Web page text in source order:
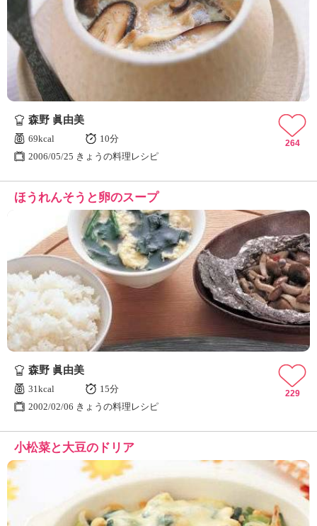
森野 眞由美
69kcal
10分
2006/05/25 きょうの料理レシピ
264
ほうれんそうと卵のスープ
森野 眞由美
31kcal
15分
2002/02/06 きょうの料理レシピ
229
小松菜と大豆のドリア